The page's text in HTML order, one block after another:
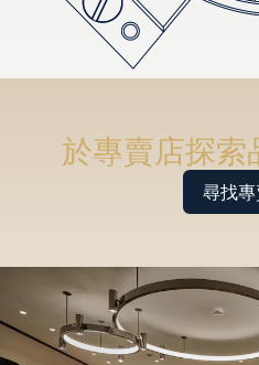
於專賣店探索
尋找